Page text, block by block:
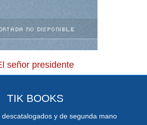
señor presidente
TIK BOOKS
y de segunda mano